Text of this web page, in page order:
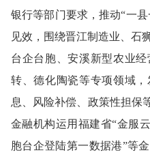
银行等部门要求，推动“一
见效，围绕晋江制造业、石
台企台胞、安溪新型农业
转、德化陶瓷等专项领域
息、风险补偿、政策性担保
金融机构运用福建省“金服
胞台企登陆第一数据港”等